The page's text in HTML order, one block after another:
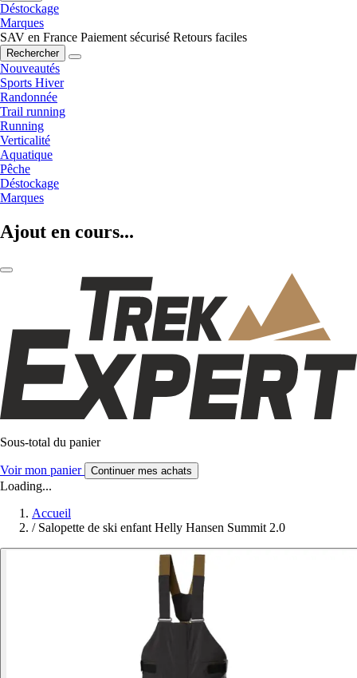
Déstockage
Marques
SAV en France Paiement sécurisé Retours faciles
Rechercher
Nouveautés
Sports Hiver
Randonnée
Trail running
Running
Verticalité
Aquatique
Pêche
Déstockage
Marques
Ajout en cours...
Sous-total du panier
Voir mon panier Continuer mes achats
Loading...
Accueil
/ Salopette de ski enfant Helly Hansen Summit 2.0